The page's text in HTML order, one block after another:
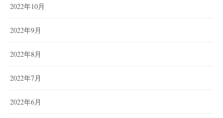
2022年10月
2022年9月
2022年8月
2022年7月
2022年6月